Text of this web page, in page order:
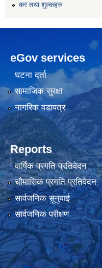
कर तथा शुल्कहरु
eGov services
घटना दर्ता
सामाजिक सुरक्षा
नागरिक वडापत्र
Reports
वार्षिक प्रगति प्रतिवेदन
चौमासिक प्रगति प्रतिवेदन
सार्वजनिक सुनुवाई
सार्वजनिक परीक्षण